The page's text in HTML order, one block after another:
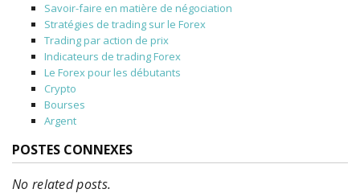
Savoir-faire en matière de négociation
Stratégies de trading sur le Forex
Trading par action de prix
Indicateurs de trading Forex
Le Forex pour les débutants
Crypto
Bourses
Argent
POSTES CONNEXES
No related posts.